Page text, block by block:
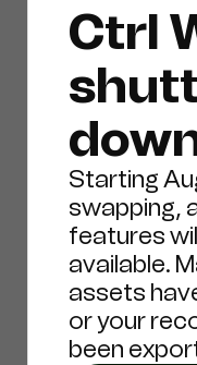
Ctrl
Starting
swapping,
features
available.
assets
or your
been
Newsletter
Abonnieren Sie
Newsletter, um
Updates zu